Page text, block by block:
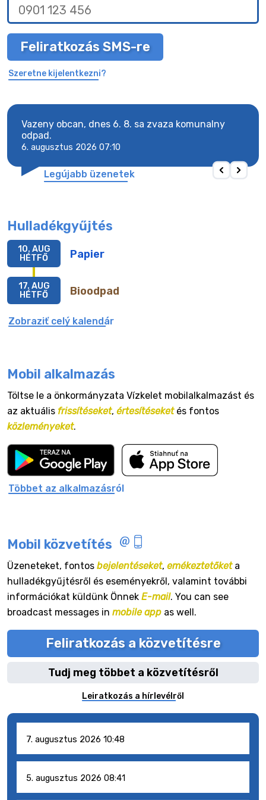
Feliratkozás SMS-re
Szeretne kijelentkezni?
Vazeny obcan, dnes 6. 8. sa zvaza komunalny
odpad.
6. augusztus 2026 07:10
Legújabb üzenetek
Hulladékgyűjtés
Papier
10. AUG
HÉTFŐ
Bioodpad
17. AUG
HÉTFŐ
Zobraziť celý kalendár
Mobil alkalmazás
Töltse le a önkormányzata Vízkelet mobilalkalmazást és
az aktuális frissítéseket, értesítéseketés fontos
közleményeket.
Többet az alkalmazásról
Mobil közvetítés
Üzeneteket, fontos bejelentéseket, emékeztetőketa
hulladékgyűjtésről és eseményekről, valamint további
információkat küldünk Önnek E-mail. You can see
broadcast messages in mobile app as well.
Feliratkozás a közvetítésre
Tudj meg többet a közvetítésről
Leiratkozás a hírlevélről
7. augusztus 2026 10:48
5. augusztus 2026 08:41